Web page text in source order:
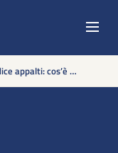
Avvalimento nel codice appalti: cos’è e quando si applica